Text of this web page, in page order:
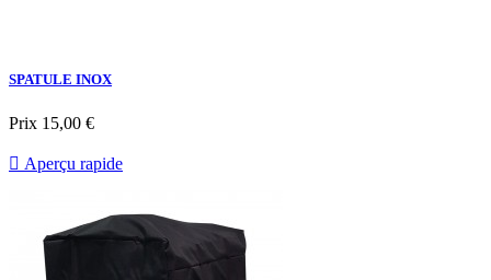
SPATULE INOX
Prix 15,00 €
 Aperçu rapide